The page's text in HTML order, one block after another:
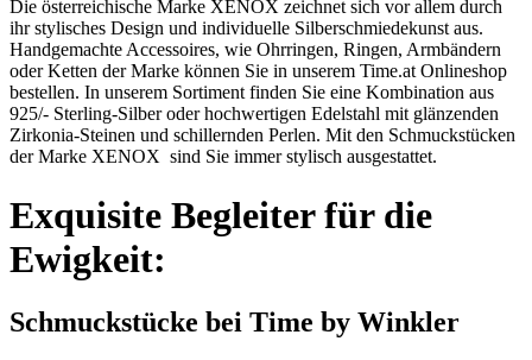
Die österreichische Marke XENOX zeichnet sich vor allem durch
ihr stylisches Design und individuelle Silberschmiedekunst aus.
Handgemachte Accessoires, wie Ohrringen, Ringen, Armbändern
oder Ketten der Marke können Sie in unserem Time.at Onlineshop
bestellen. In unserem Sortiment finden Sie eine Kombination aus
925/- Sterling-Silber oder hochwertigen Edelstahl mit glänzenden
Zirkonia-Steinen und schillernden Perlen. Mit den Schmuckstücken
der Marke XENOX sind Sie immer stylisch ausgestattet.
Exquisite Begleiter für die
Ewigkeit:
Schmuckstücke bei Time by Winkler